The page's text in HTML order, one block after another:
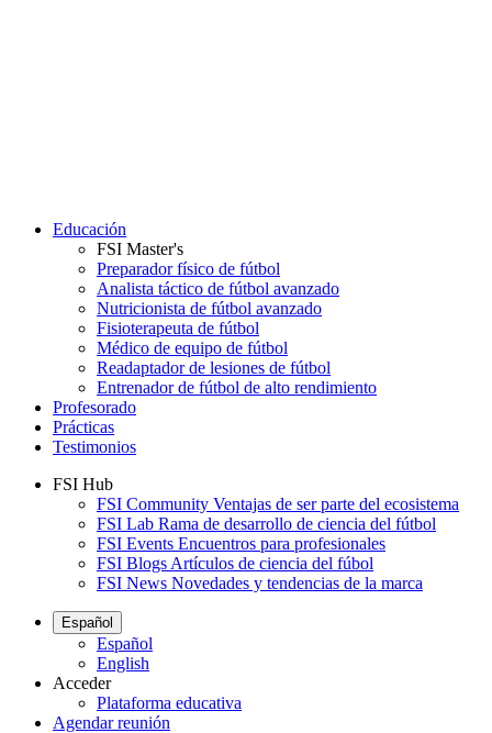
Educación
FSI Master's
Preparador físico de fútbol
Analista táctico de fútbol avanzado
Nutricionista de fútbol avanzado
Fisioterapeuta de fútbol
Médico de equipo de fútbol
Readaptador de lesiones de fútbol
Entrenador de fútbol de alto rendimiento
Profesorado
Prácticas
Testimonios
FSI Hub
FSI Community Ventajas de ser parte del ecosistema
FSI Lab Rama de desarrollo de ciencia del fútbol
FSI Events Encuentros para profesionales
FSI Blogs Artículos de ciencia del fúbol
FSI News Novedades y tendencias de la marca
Español
Español
English
Acceder
Plataforma educativa
Agendar reunión